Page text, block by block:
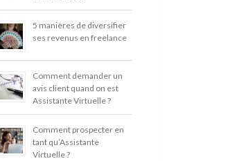
5 manières de diversifier
ses revenus en freelance
Comment demander un
avis client quand on est
Assistante Virtuelle ?
Comment prospecter en
tant qu’Assistante
Virtuelle ?